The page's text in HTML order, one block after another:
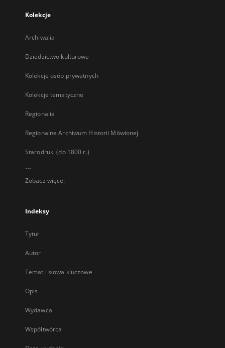
Kolekcje
Archiwalia
Dziedzictwo kulturowe
Kolekcje osób prywatnych
Kolekcje tematyczne
Regionalia
Regionalne Archiwum Historii Mówionej
Starodruki (do 1800 r.)
...
Zobacz więcej
Indeksy
Tytuł
Autor
Temat i słowa kluczowe
Opis
Wydawca
Współtwórca